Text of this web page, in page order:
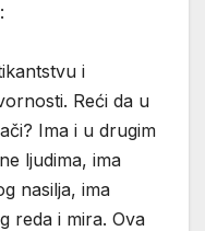
i
Reći da u
Ima i u drugim
ljudima, ima
nasilja, ima
reda i mira. Ova